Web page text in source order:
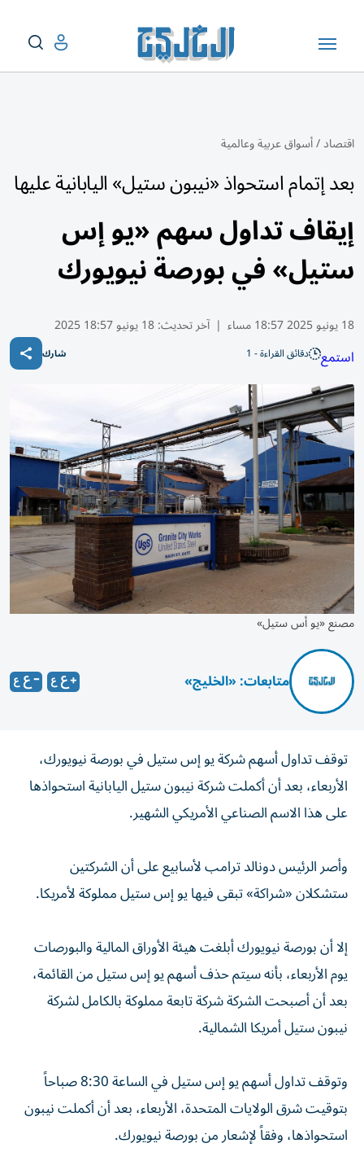
اقتصاد/أسواق عربية وعالمية
بعد إتمام استحواذ «نيبون ستيل» اليابانية عليها
إيقاف تداول سهم «يو إس
ستيل» في بورصة نيويورك
18 يونيو 2025 18:57 مساء | آخر تحديث:18 يونيو 18:57 2025
استمع دقائق القراءة - 1 شارك
مصنع «يو أس ستيل»
متابعات: «الخليج»
توقف تداول أسهم شركة يو إس ستيل في بورصة نيويورك،
الأربعاء، بعد أن أكملت شركة نيبون ستيل اليابانية استحواذها
على هذا الاسم الصناعي الأمريكي الشهير.
وأصر الرئيس دونالد ترامب لأسابيع على أن الشركتين
ستشكلان «شراكة» تبقى فيها يو إس ستيل مملوكة لأمريكا.
إلا أن بورصة نيويورك أبلغت هيئة الأوراق المالية والبورصات
يوم الأربعاء، بأنه سيتم حذف أسهم يو إس ستيل من القائمة،
بعد أن أصبحت الشركة شركة تابعة مملوكة بالكامل لشركة
نيبون ستيل أمريكا الشمالية.
وتوقف تداول أسهم يو إس ستيل في الساعة 8:30 صباحاً
بتوقيت شرق الولايات المتحدة، الأربعاء، بعد أن أكملت نيبون
استحواذها، وفقاً لإشعار من بورصة نيويورك.